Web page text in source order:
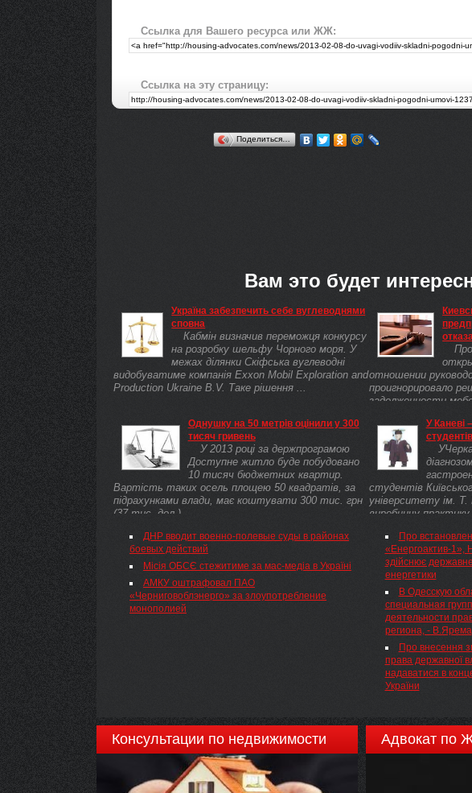
Ссылка для Вашего ресурса или ЖЖ:
Ссылка на эту страницу:
Поделиться…
Вам это будет
Україна забезпечить себе вуглеводнями
сповна
Кабмін визначив переможця конкурсу
на розробку шельфу Чорного моря. У
межах ділянки Скіфська вуглеводні
видобуватиме компанія Exxon Mobil Exploration and
Production Ukraine B.V. Таке рішення ...
Однушку на 50 метрів оцінили у 300
тисяч гривень
У 2013 році за держпрограмою
Доступне житло буде побудовано
10 тисяч бюджетних квартир.
Вартість таких осель площею 50 квадратів, за
підрахунками влади, має коштувати 300 тис. грн
(37 тис. дол.), ...
ДНР вводит военно-полевые суды в районах
боевых действий
Місія ОБСЄ стежитиме за мас-медіа в Україні
АМКУ оштрафовал ПАО
«Черниговоблэнерго» за злоупотребление
монополией
отношении
проигнорировало
задолженности
У Каневі
студентів
університету ім. Т.
виробничу практику
Про
«Енергоактив-1»,
здійснює
енергетики
В Одесскую
специальная
деятельности
региона, - В.Ярема
Про внесення
права державної
надаватися в
України
Консультации по недвижимости Адвокат по